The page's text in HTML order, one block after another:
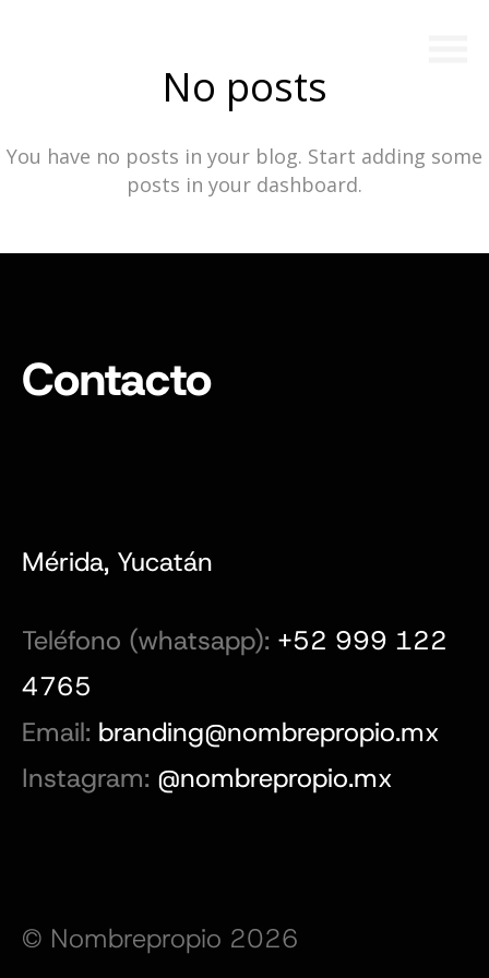
No posts
You have no posts in your blog. Start adding some
posts in your dashboard.
Contacto
Mérida, Yucatán
Teléfono (whatsapp): +52 999 122
4765
Email: branding@nombrepropio.mx
Instagram: @nombrepropio.mx
© Nombrepropio 2026